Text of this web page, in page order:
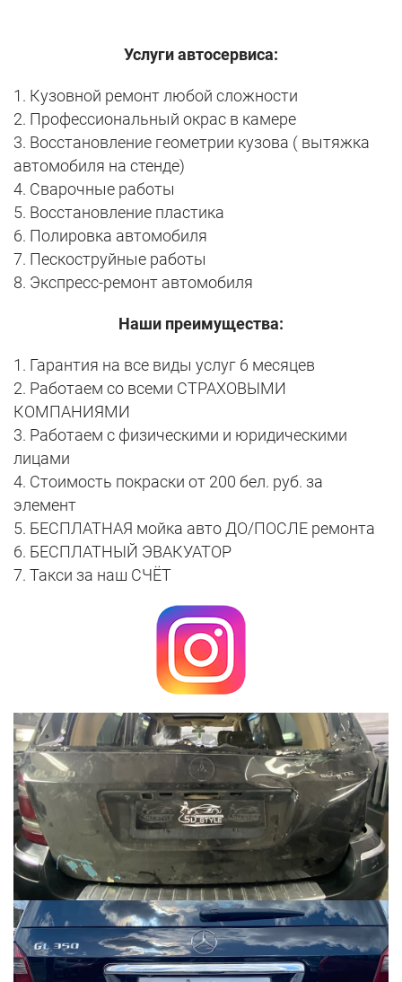
Услуги автосервиса:
1. Кузовной ремонт любой сложности
2. Профессиональный окрас в камере
3. Восстановление геометрии кузова ( вытяжка
автомобиля на стенде)
4. Сварочные работы
5. Восстановление пластика
6. Полировка автомобиля
7. Пескоструйные работы
8. Экспресс-ремонт автомобиля
Наши преимущества:
1. Гарантия на все виды услуг 6 месяцев
2. Работаем со всеми СТРАХОВЫМИ
КОМПАНИЯМИ
3. Работаем с физическими и юридическими
лицами
4. Стоимость покраски от 200 бел. руб. за
элемент
5. БЕСПЛАТНАЯ мойка авто ДО/ПОСЛЕ ремонта
6. БЕСПЛАТНЫЙ ЭВАКУАТОР
7. Такси за наш СЧЁТ